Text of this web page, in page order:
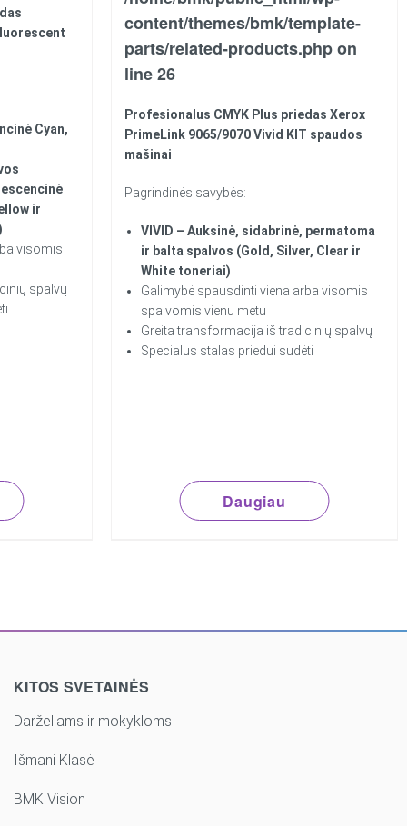
Cyan,
ir
visomis
spalvų
content/themes/bmk/template-
parts/related-products.phpon
line26
Profesionalus CMYK Plus priedas Xerox
PrimeLink 9065/9070 Vivid KIT spaudos
mašinai
Pagrindinės savybės:
VIVID – Auksinė, sidabrinė, permatoma
ir balta spalvos (Gold, Silver, Clear ir
White toneriai)
Galimybė spausdinti viena arba visomis
spalvomis vienu metu
Greita transformacija iš tradicinių spalvų
Specialus stalas priedui sudėti
Daugiau
KITOS SVETAINĖS
Darželiams ir mokykloms
Išmani Klasė
BMK Vision